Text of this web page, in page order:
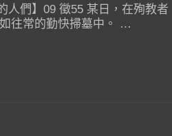
人們】09 徵55 某日，在殉教者
往常的勤快掃墓中。 …